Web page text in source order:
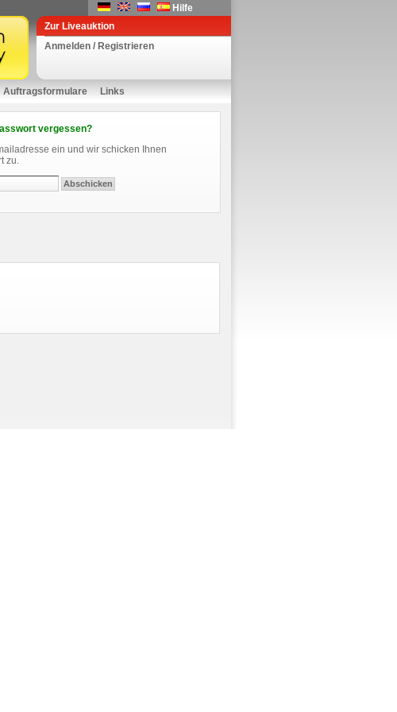
Hilfe
Zur Liveauktion
Anmelden / Registrieren
Auftragsformulare Links
vergessen?
ein und wir schicken Ihnen
zu.